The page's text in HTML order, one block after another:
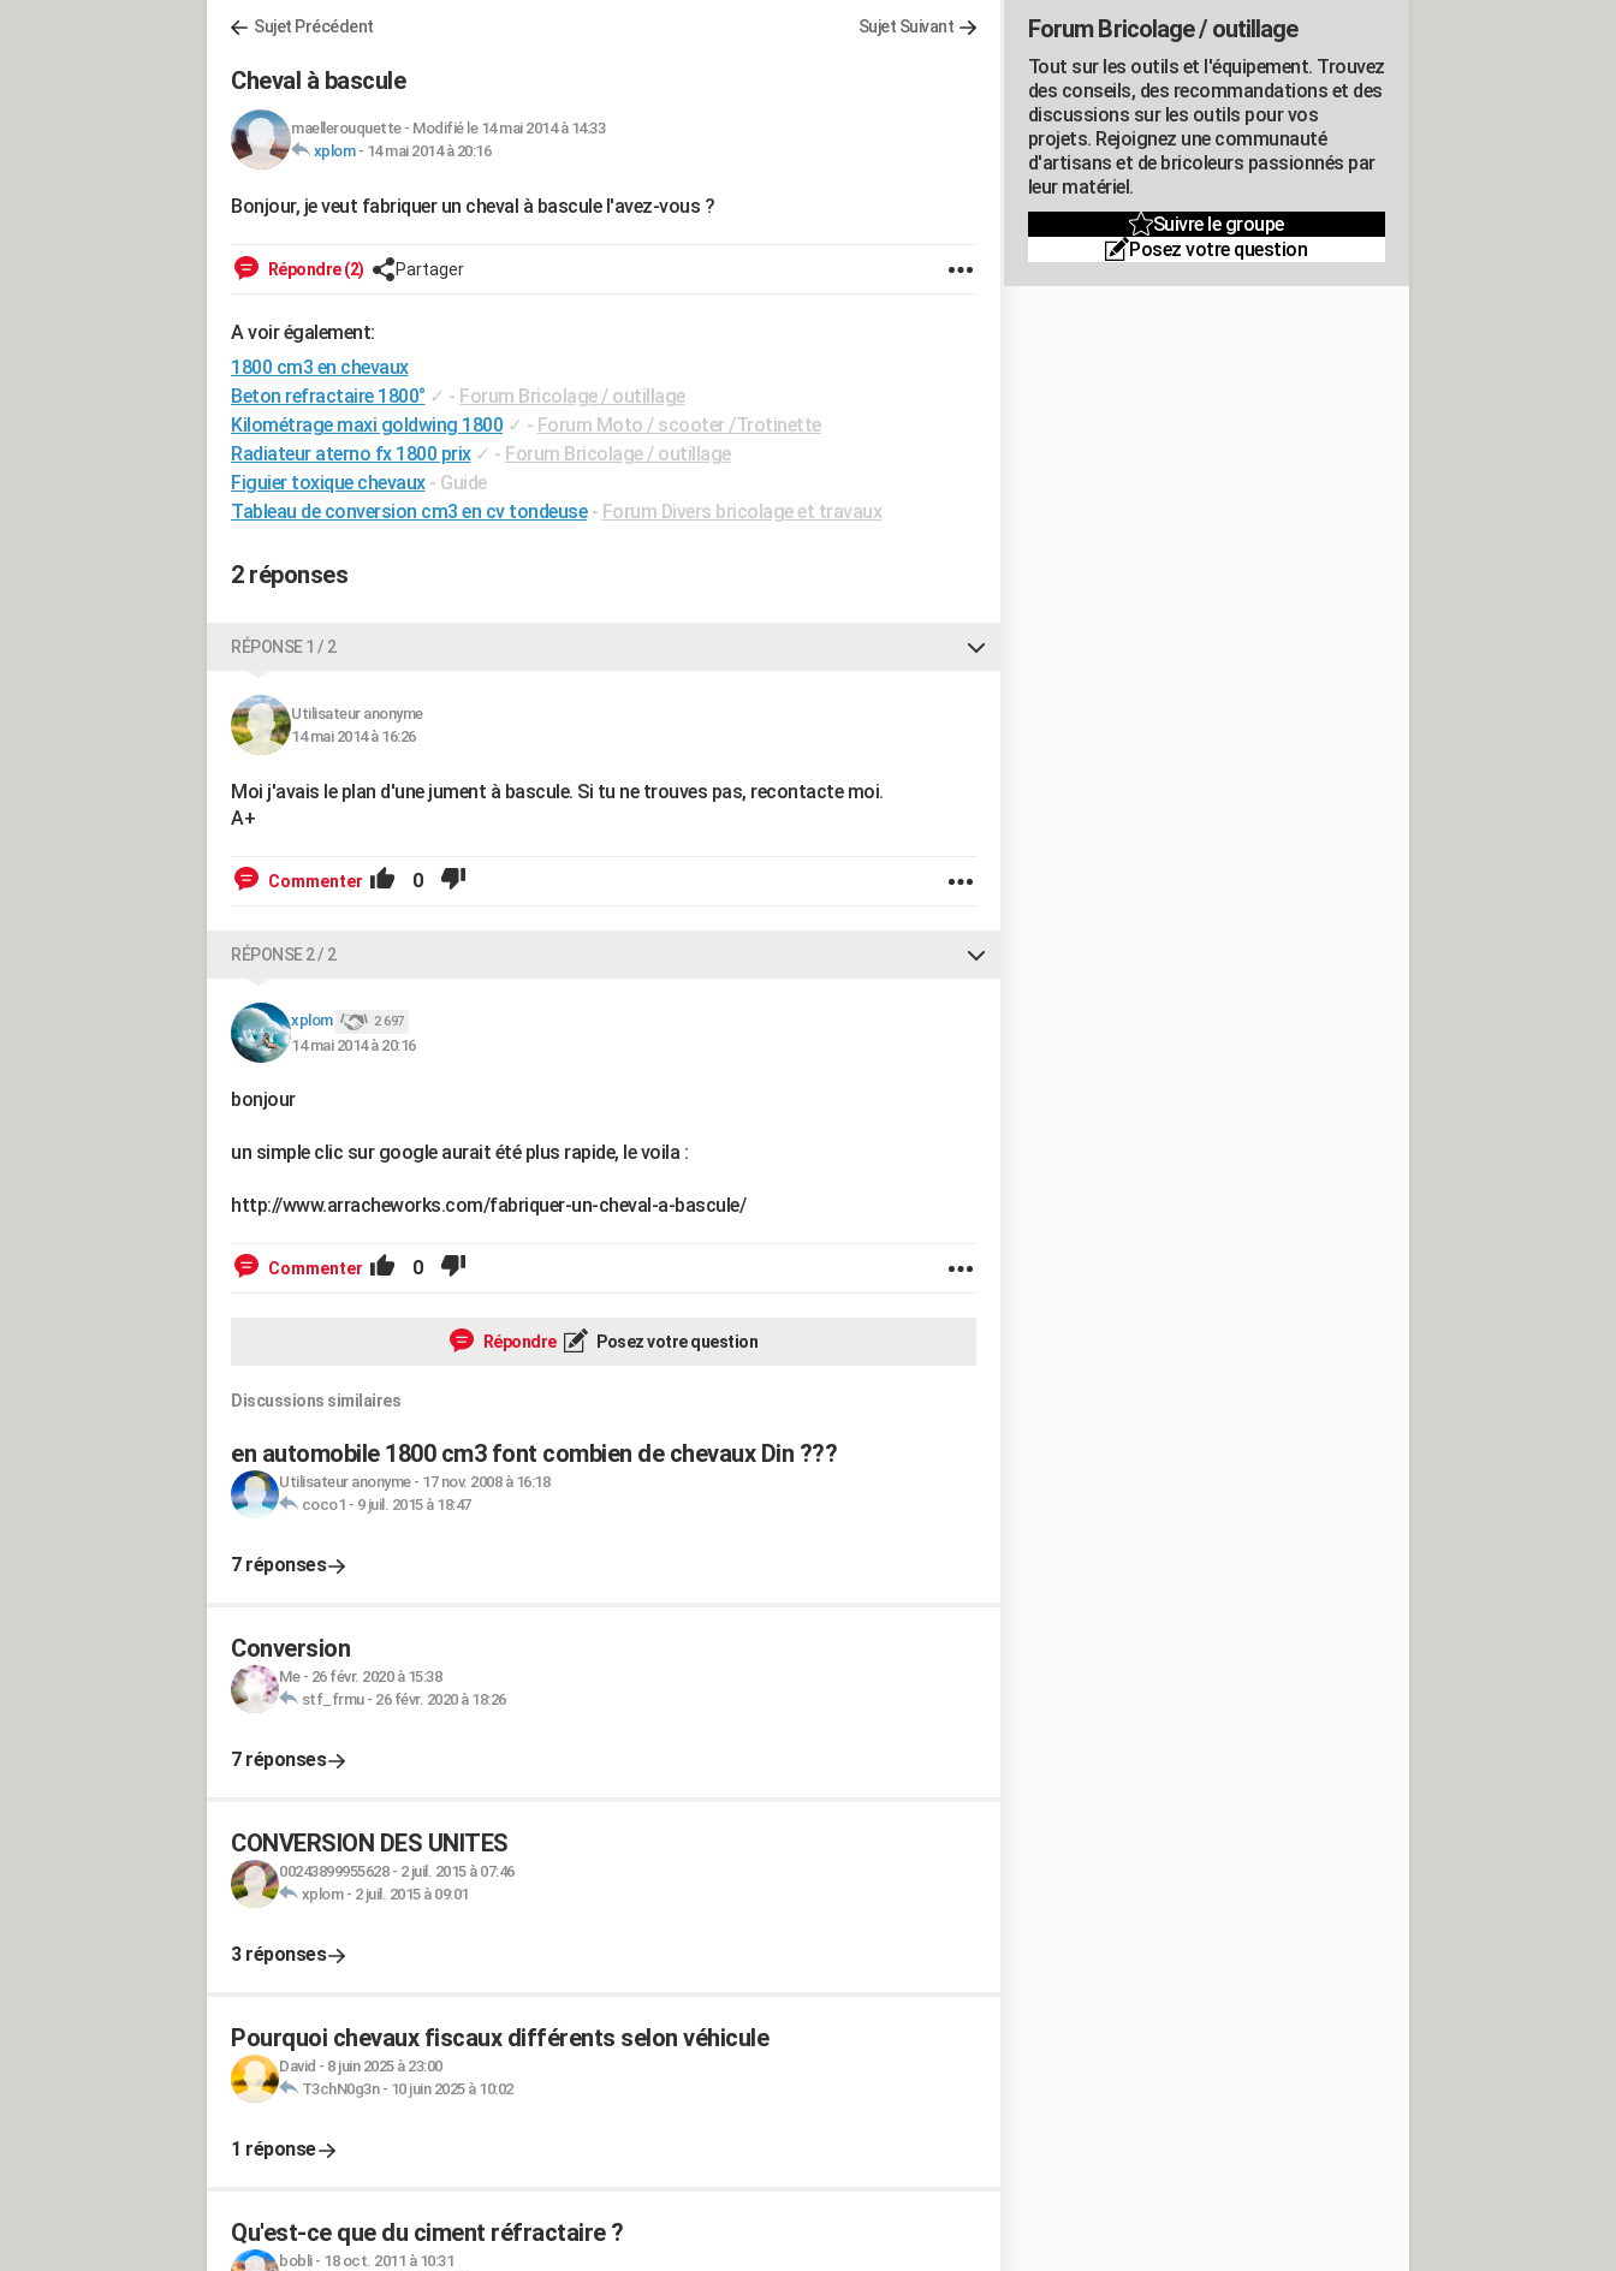
Sujet Précédent Sujet Suivant
Cheval à bascule
maellerouquette- Modifié le 14 mai 2014 à 14:33
xplom- 14 mai 2014 à 20:16
Bonjour, je veut fabriquer un cheval à bascule l'avez-vous ?
Répondre (2) Partager
A voir également:
1800 cm3 en chevaux
Beton refractaire 1800° ✓ - Forum Bricolage / outillage
Kilométrage maxi goldwing 1800 ✓ - Forum Moto / scooter /Trotinette
Radiateur aterno fx 1800 prix ✓ - Forum Bricolage / outillage
Figuier toxique chevaux - Guide
Tableau de conversion cm3 en cv tondeuse - Forum Divers bricolage et travaux
2 réponses
RÉPONSE 1 / 2
Utilisateur anonyme
14 mai 2014 à 16:26
Moi j'avais le plan d'une jument à bascule. Si tu ne trouves pas, recontacte moi.
A+
Commenter 0
RÉPONSE 2 / 2
xplom 2 697
14 mai 2014 à 20:16
bonjour
un simple clic sur google aurait été plus rapide, le voila :
http://www.arracheworks.com/fabriquer-un-cheval-a-bascule/
Commenter 0
Répondre Posez votre question
Discussions similaires
en automobile 1800 cm3 font combien de chevaux Din ???
Utilisateur anonyme- 17 nov. 2008 à 16:18
coco1 - 9 juil. 2015 à 18:47
7 réponses
Conversion
Me- 26 févr. 2020 à 15:38
stf_frmu- 26 févr. 2020 à 18:26
7 réponses
CONVERSION DES UNITES
00243899955628- 2 juil. 2015 à 07:46
xplom- 2 juil. 2015 à 09:01
3 réponses
Pourquoi chevaux fiscaux différents selon véhicule
David - 8 juin 2025 à 23:00
T3chN0g3n- 10 juin 2025 à 10:02
1 réponse
Qu'est-ce que du ciment réfractaire ?
bobli- 18 oct. 2011 à 10:31
Forum Bricolage / outillage
Tout sur les outils et l'équipement. Trouvez
des conseils, des recommandations et des
discussions sur les outils pour vos
projets. Rejoignez une communauté
d'artisans et de bricoleurs passionnés par
leur matériel.
Suivre le groupe
Posez votre question